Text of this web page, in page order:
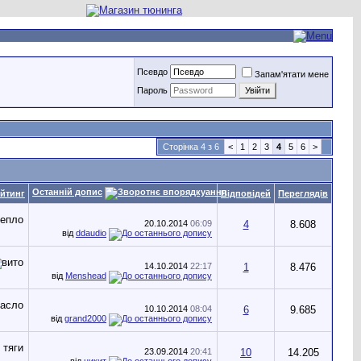
Псевдо
Запам'ятати мене
Пароль
Сторінка 4 з 6 < 1 2 3 4 5 6 >
Останній допис Відповідей Переглядів
20.10.2014 06:09
від ddaudio
4 8.608
14.10.2014 22:17
від Menshead
1 8.476
10.10.2014 08:04
від grand2000
6 9.685
23.09.2014 20:41
10 14.205